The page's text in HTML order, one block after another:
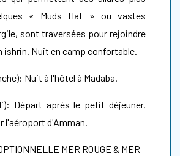
« Muds flat » ou vastes
sont traversées pour rejoindre
ishrin. Nuit en camp confortable.
Nuit à l'hôtel à Madaba.
Départ après le petit déjeuner,
l'aéroport d'Amman.
MER ROUGE & MER